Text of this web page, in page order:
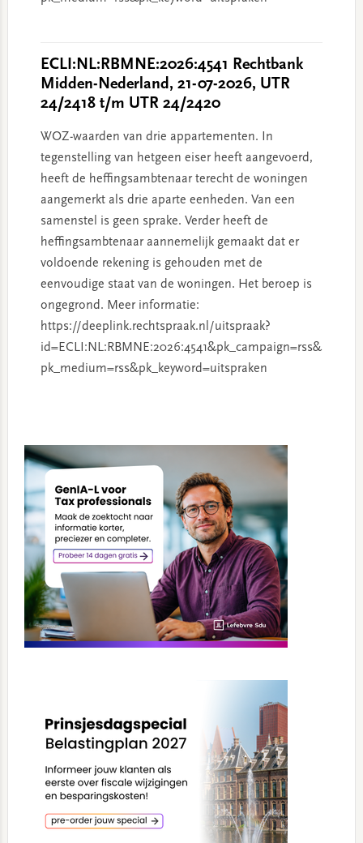
ECLI:NL:RBMNE:2026:4541 Rechtbank
Midden-Nederland, 21-07-2026, UTR
24/2418 t/m UTR 24/2420
WOZ-waarden van drie appartementen. In
tegenstelling van hetgeen eiser heeft aangevoerd,
heeft de heffingsambtenaar terecht de woningen
aangemerkt als drie aparte eenheden. Van een
samenstel is geen sprake. Verder heeft de
heffingsambtenaar aannemelijk gemaakt dat er
voldoende rekening is gehouden met de
eenvoudige staat van de woningen. Het beroep is
ongegrond. Meer informatie:
https://deeplink.rechtspraak.nl/uitspraak?
id=ECLI:NL:RBMNE:2026:4541&pk_campaign=rss&
pk_medium=rss&pk_keyword=uitspraken
Sidebar